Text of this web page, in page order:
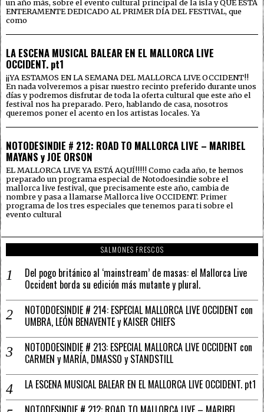
un año más, sobre el evento cultural principal de la isla y QUE ESTÁ
ENTERAMENTE DEDICADO AL PRIMER DÍA DEL FESTIVAL, que
como
LA ESCENA MUSICAL BALEAR EN EL MALLORCA LIVE
OCCIDENT. pt1
¡¡YA ESTAMOS EN LA SEMANA DEL MALLORCA LIVE OCCIDENT!!
En nada volveremos a pisar nuestro recinto preferido durante unos
días y podremos disfrutar de toda la oferta cultural que este año el
festival nos ha preparado. Pero, hablando de casa, nosotros
queremos poner el acento en los artistas locales. Ya
NOTODESINDIE # 212: ROAD TO MALLORCA LIVE – MARIBEL
MAYANS y JOE ORSON
EL MALLORCA LIVE YA ESTÁ AQUÍ!!!!! Como cada año, te hemos
preparado un programa especial de Notodoesindie sobre el
mallorca live festival, que precisamente este año, cambia de
nombre y pasa a llamarse Mallorca live OCCIDENT. Primer
programa de los tres especiales que tenemos para ti sobre el
evento cultural
SALMONES FRESCOS
Del pogo británico al ‘mainstream’ de masas: el Mallorca Live
Occident borda su edición más mutante y plural.
NOTODOESINDIE # 214: ESPECIAL MALLORCA LIVE OCCIDENT con
UMBRA, LEÓN BENAVENTE y KAISER CHIEFS
NOTODOESINDIE # 213: ESPECIAL MALLORCA LIVE OCCIDENT con
CARMEN y MARÍA, DMASSO y STANDSTILL
LA ESCENA MUSICAL BALEAR EN EL MALLORCA LIVE OCCIDENT. pt1